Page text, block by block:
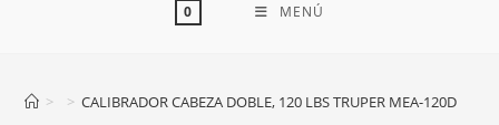
0 MENÚ
> > CALIBRADOR CABEZA DOBLE, 120 LBS TRUPER MEA-120D